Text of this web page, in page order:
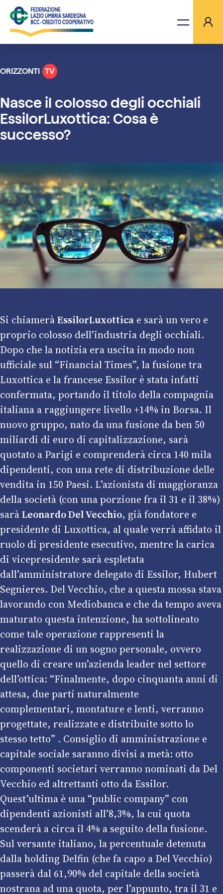
LA FEDERAZIONE
BANCHE
PROGETTI
AGGIORNAMENTI
ORIZZONTI TV
ORIZZONTI TV
Nasce il colosso degli occhiali
EssilorLuxottica: Cosa è
successo?
Si chiameràEssilorLuxottica e sarà un vero e
proprio colosso dell’industria degli occhiali.
Dopo che la notizia era uscita in modo non
ufficiale sul “Financial Times”, la fusione tra
Luxottica e la francese Essilor è stata infatti
confermata, portando il titolo della compagnia
italiana a raggiungere livello +14% in Borsa. Il
nuovo gruppo, nato da una fusione da ben 50
miliardi di euro di capitalizzazione, sarà
quotato a Parigi e comprenderà circa 140 mila
dipendenti, con una rete di distribuzione delle
vendita in 150 Paesi. L’azionista di maggioranza
della società (con una porzione fra il 31 e il 38%)
saràLeonardo Del Vecchio, già fondatore e
presidente di Luxottica, al quale verrà affidato il
ruolo di presidente esecutivo, mentre la carica
di vicepresidente sarà espletata
dall’amministratore delegato di Essilor, Hubert
Segnieres. Del Vecchio, che a questa mossa stava
lavorando con Mediobanca e che da tempo aveva
maturato questa intenzione, ha sottolineato
come tale operazione rappresenti la
realizzazione di un sogno personale, ovvero
quello di creare un’azienda leader nel settore
dell’ottica: “Finalmente, dopo cinquanta anni di
attesa, due parti naturalmente
complementari, montature e lenti, verranno
progettate, realizzate e distribuite sotto lo
stesso tetto” . Consiglio di amministrazione e
capitale sociale saranno divisi a metà: otto
componenti societari verranno nominati da Del
Vecchio ed altrettanti otto da Essilor.
Quest’ultima è una “public company” con
dipendenti azionisti all’8,3%, la cui quota
scenderà a circa il 4% a seguito della fusione.
Sul versante italiano, la percentuale detenuta
dalla holding Delfin (che fa capo a Del Vecchio)
passerà dal 61,90% del capitale della società
nostrana ad una quota, per l’appunto, tra il 31 e